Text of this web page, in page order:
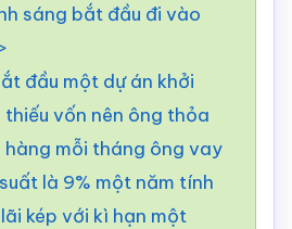
sáng bắt đầu đi vào
đầu một dự án khởi
thiếu vốn nên ông thỏa
hàng mỗi tháng ông vay
là 9% một năm tính
kép với kì hạn một